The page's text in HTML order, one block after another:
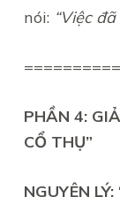
nói: “Việc
PHẦN 4:
CỔ THỤ”
NGUYÊN